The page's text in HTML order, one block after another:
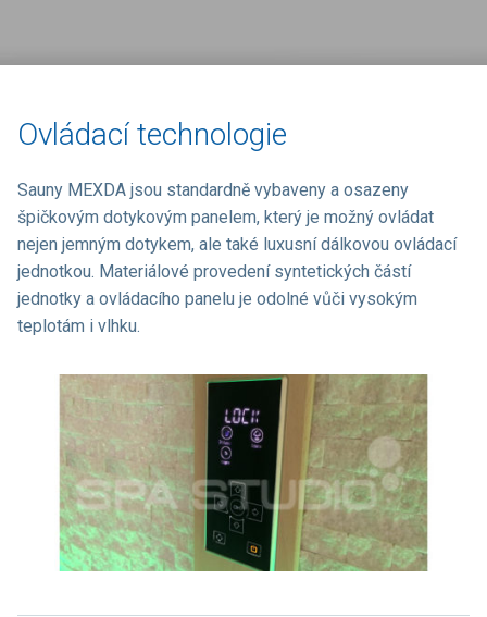
Ovládací technologie
Sauny MEXDA jsou standardně vybaveny a osazeny
špičkovým dotykovým panelem, který je možný ovládat
nejen jemným dotykem, ale také luxusní dálkovou ovládací
jednotkou. Materiálové provedení syntetických částí
jednotky a ovládacího panelu je odolné vůči vysokým
teplotám i vlhku.